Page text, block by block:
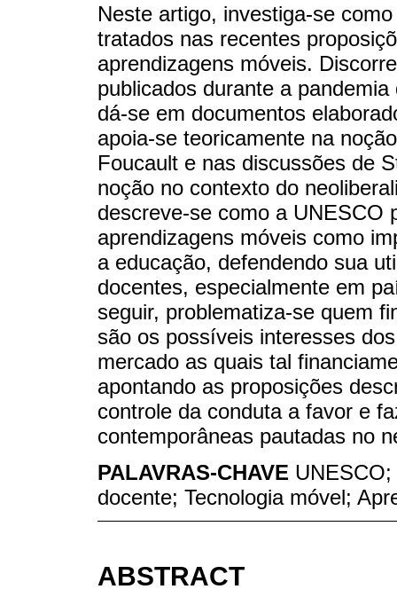
Neste artigo, investiga-se
tratados nas recentes
aprendizagens móveis.
publicados durante a
dá-se em documentos
apoia-se teoricamente na
Foucault e nas discussões de
noção no contexto do
descreve-se como a UNESCO
aprendizagens móveis como
a educação, defendendo sua
docentes, especialmente em
seguir, problematiza-se quem
são os possíveis interesses
mercado as quais tal
apontando as proposições
controle da conduta a favor e
contemporâneas pautadas no
PALAVRAS-CHAVE
docente; Tecnologia móvel;
ABSTRACT